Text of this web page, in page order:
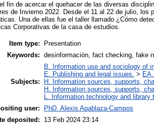
fin de acercar el quehacer de las diversas
de Invierno 2022. Desde el 11 al 22 de julio,
Una de ellas fue el taller llamado ¿Cómo
Corporativas de la casa de estudios.
Item type:
Presentation
Keywords: desinformación, fact checking, fake
Subjects:
B. Information use and sociology of
E. Publishing and legal issues. >
H. Information sources, supports,
H. Information sources, supports,
L. Information technology and library
user:
PhD. Alexis Apablaza-Campos
deposited:
13 Feb 2024 23:14